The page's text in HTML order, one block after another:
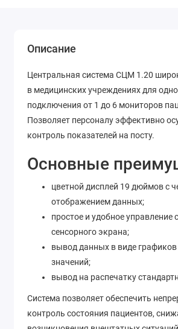
Описание
Центральная система СЦМ 1.20
в медицинских учреждениях для
подключения от 1 до 6 мониторов
Позволяет персоналу эффективно
контроль показателей на посту.
Основные
цветной дисплей 19 дюймов с
отображением данных;
простое и удобное
сенсорного экрана;
вывод данных в виде
значений;
вывод на распечатку
Система позволяет обеспечить
контроль состояния пациентов,